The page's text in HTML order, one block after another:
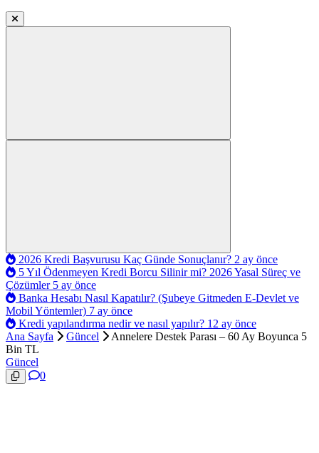
2026 Kredi Başvurusu Kaç Günde Sonuçlanır? 2 ay önce
5 Yıl Ödenmeyen Kredi Borcu Silinir mi? 2026 Yasal Süreç ve
Çözümler 5 ay önce
Banka Hesabı Nasıl Kapatılır? (Şubeye Gitmeden E-Devlet ve
Mobil Yöntemler) 7 ay önce
Kredi yapılandırma nedir ve nasıl yapılır? 12 ay önce
Ana Sayfa
Güncel
Annelere Destek Parası – 60 Ay Boyunca 5
Bin TL
Güncel
0